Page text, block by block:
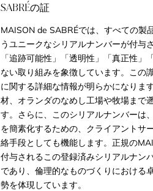
SABRÉの証
MAISON de SABRÉでは、すべての製
うユニークなシリアルナンバーが付与
「追跡可能性」「透明性」「真正性」
ない取り組みを象徴しています。この
に関する詳細な情報が明らかになりま
材、オランダのなめし工場や牧場まで
す。さらに、このシリアルナンバーは
を簡素化するための、クライアントサ
絡手段としても機能します。正規の
付与されるこの登録済みシリアルナン
であり、倫理的なものづくりにおける
勢を体現しています。